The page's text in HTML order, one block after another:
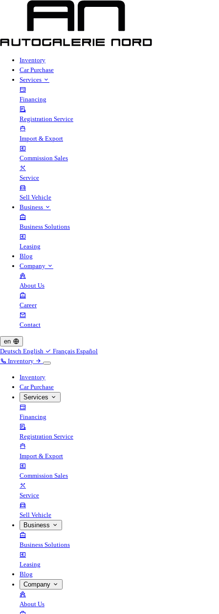
Inventory
Car Purchase
Services
Financing
Registration Service
Import & Export
Commission Sales
Service
Sell Vehicle
Business
Business Solutions
Leasing
Blog
Company
About Us
Career
Contact
en
Deutsch English Français Español
Inventory
Inventory
Car Purchase
Services
Financing
Registration Service
Import & Export
Commission Sales
Service
Sell Vehicle
Business
Business Solutions
Leasing
Blog
Company
About Us